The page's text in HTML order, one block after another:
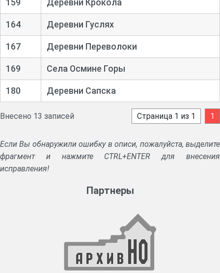
159 Деревни Крокола
164 Деревни Гуслях
167 Деревни Переволоки
169 Села Осмине Горы
180 Деревни Сапска
Внесено 13 записей Страница 1 из 1 1
Если Вы обнаружили ошибку в описи, пожалуйста, выделите
фрагмент и нажмите CTRL+ENTER для внесения
исправления!
Партнеры